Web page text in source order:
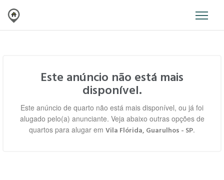
Este anúncio não está mais
disponível.
Este anúncio de quarto não está mais disponível, ou já foi
alugado pelo(a) anunciante. Veja abaixo outras opções de
quartos para alugar em Vila Flórida, Guarulhos - SP.